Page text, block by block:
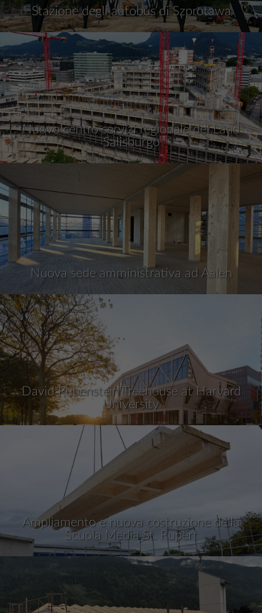
Stazione degli autobus di Szprotawa
Nuovo centro servizi regionale del Land
Salisburgo
Nuova sede amministrativa ad Aalen
David Rubenstein Treehouse at Harvard
University
Ampliamento e nuova costruzione della
Scuola Media St. Rupert